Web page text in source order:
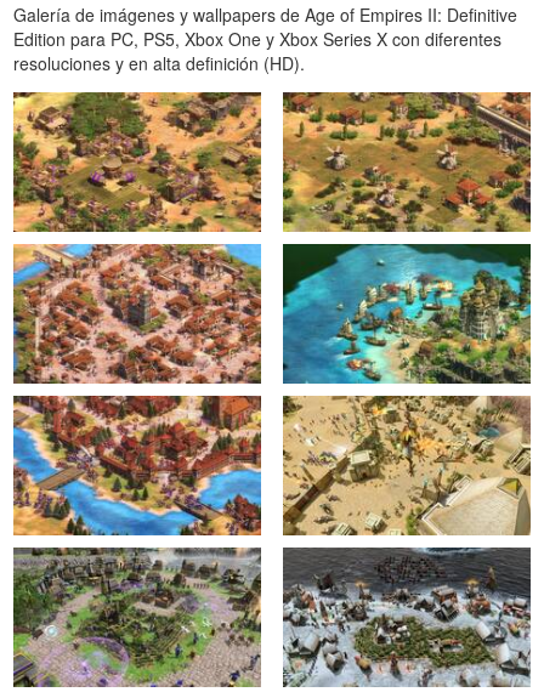
Galería de imágenes y wallpapers de Age of Empires II: Definitive
Edition para PC, PS5, Xbox One y Xbox Series X con diferentes
resoluciones y en alta definición (HD).